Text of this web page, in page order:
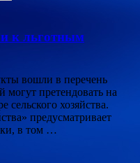
к льготным
вошли в перечень
могут претендовать на
сельского хозяйства.
предусматривает
в том …